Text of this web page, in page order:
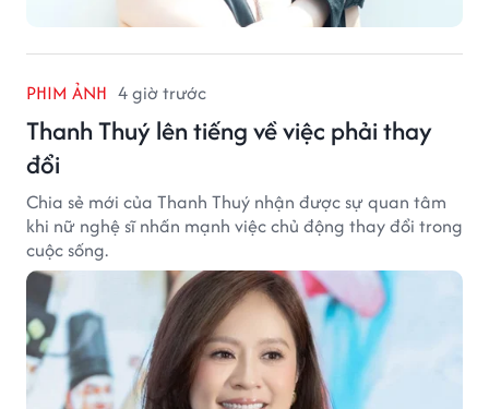
PHIM ẢNH 4 giờ trước
Thanh Thuý lên tiếng về việc phải thay
đổi
Chia sẻ mới của Thanh Thuý nhận được sự quan tâm
khi nữ nghệ sĩ nhấn mạnh việc chủ động thay đổi trong
cuộc sống.